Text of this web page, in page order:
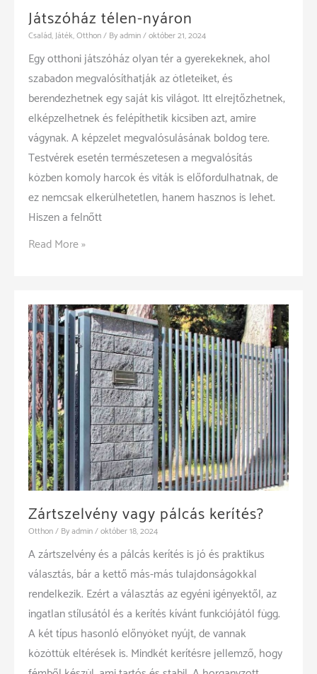
Játszóház télen-nyáron
Család,Játék,Otthon/ Byadmin/október 21, 2024
Egy otthoni játszóház olyan tér a gyerekeknek, ahol
szabadon megvalósíthatják az ötleteiket, és
berendezhetnek egy saját kis világot. Itt elrejtőzhetnek,
elképzelhetnek és felépíthetik kicsiben azt, amire
vágynak. A képzelet megvalósulásának boldog tere.
Testvérek esetén természetesen a megvalósítás
közben komoly harcok és viták is előfordulhatnak, de
ez nemcsak elkerülhetetlen, hanem hasznos is lehet.
Hiszen a felnőtt
Játszóház
Read More »
Zártszelvény vagy pálcás kerítés?
Otthon/ Byadmin/október 18, 2024
A zártszelvény és a pálcás kerítés is jó és praktikus
választás, bár a kettő más-más tulajdonságokkal
rendelkezik. Ezért a választás az egyéni igényektől, az
ingatlan stílusától és a kerítés kívánt funkciójától függ.
A két típus hasonló előnyöket nyújt, de vannak
közöttük eltérések is. Mindkét kerítésre jellemző, hogy